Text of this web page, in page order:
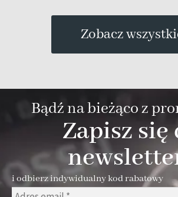
Zobacz
Bądź na bieżąco z
Zapisz się
i odbierz indywidualny kod rabatowy